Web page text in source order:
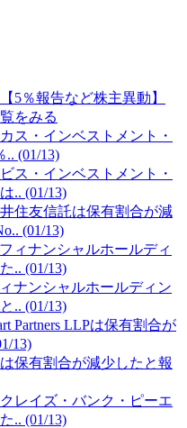
5％報告など株主異動】
をみる
ス・インベストメント・
.. (01/13)
ス・インベストメント・
.. (01/13)
住友信託は保有割合が減
(01/13)
ィナンシャルホールディ
.. (01/13)
ナンシャルホールディン
.. (01/13)
Partners LLPは保有割合が
13)
保有割合が減少したと報
レイズ・バンク・ピーエ
.. (01/13)